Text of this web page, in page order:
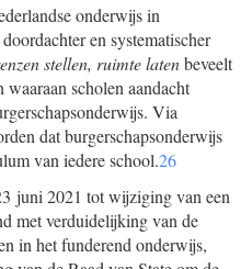
onderwijs in
en systematischer
stellen, ruimte latenbeveelt
waaraan scholen aandacht
Via
dat burgerschapsonderwijs
van iedere school.26
juni 2021 tot wijziging van een
met verduidelijking van de
in het funderend onderwijs,